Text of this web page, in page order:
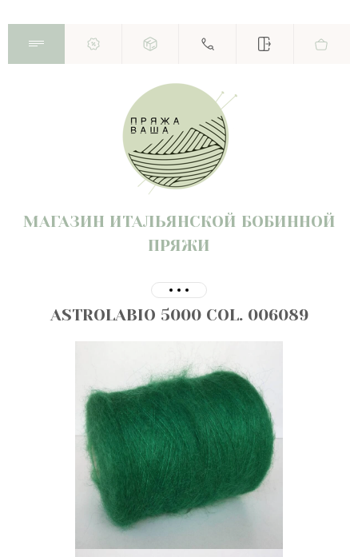
МАГАЗИН ИТАЛЬЯНСКОЙ БОБИННОЙ
ПРЯЖИ
ASTROLABIO 5000 COL. 006089